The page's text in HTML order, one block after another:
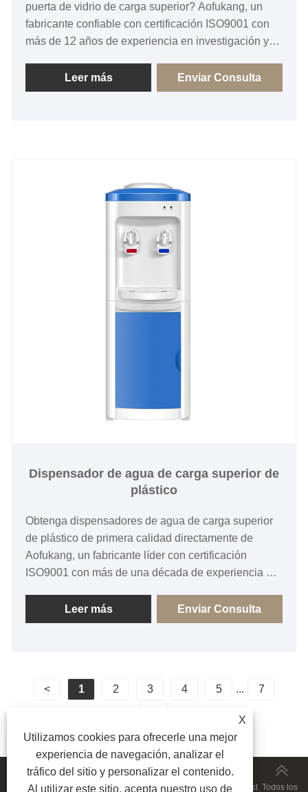
puerta de vidrio de carga superior? Aofukang, un
fabricante confiable con certificación ISO9001 con
más de 12 años de experiencia en investigación y
calidad. Respaldados por las certificaciones CE y
CB, nuestros dispensadores duraderos cuentan con
Leer más Enviar Consulta
Dispensador de agua de carga superior de
plástico
Obtenga dispensadores de agua de carga superior
de plástico de primera calidad directamente de
Aofukang, un fabricante líder con certificación
ISO9001 con más de una década de experiencia en
aptos para uso alimentario y refrigeración
electrónica ecológica, nuestras unidades clásicas
mercado. Brindamos a los compradores B2B
globales personalización OEM flexible, adaptación
de voltaje y cumplimiento certificado (CE/CB).
¡Envíe una consulta hoy para fijar precios directos
de fábrica!
Leer más Enviar Consulta
< 1 2 3 4 5 ...
7
Copyright © 2026 Ningbo Aofukang Intelligent Technology Co., Ltd. Todos los
X
Utilizamos cookies para ofrecerle una mejor
experiencia de navegación, analizar el
tráfico del sitio y personalizar el contenido.
Al utilizar este sitio, acepta nuestro uso de